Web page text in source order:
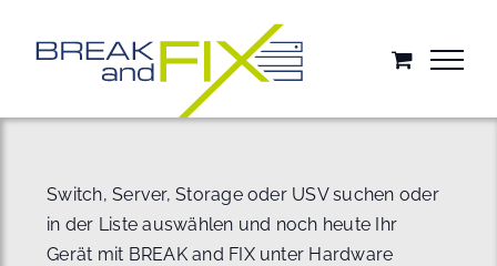
springen
Switch, Server, Storage oder USV suchen oder
in der Liste auswählen und noch heute Ihr
Gerät mit BREAK and FIX unter Hardware